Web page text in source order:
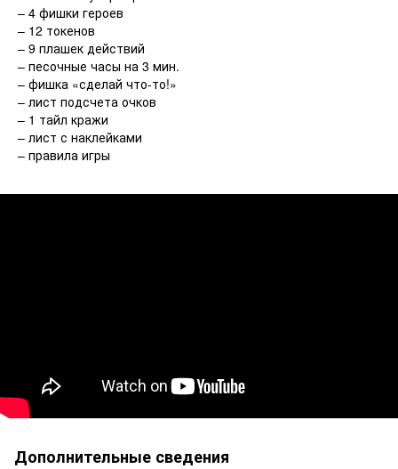
– 4 фишки героев
– 12 токенов
– 9 плашек действий
– песочные часы на 3 мин.
– фишка «сделай что-то!»
– лист подсчета очков
– 1 тайл кражи
– лист с наклейками
– правила игры
Дополнительные сведения